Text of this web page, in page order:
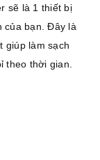
sẽ là 1 thiết bị
của bạn. Đây là
giúp làm sạch
theo thời gian.